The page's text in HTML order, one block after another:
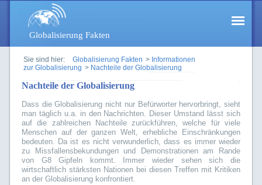
Globalisierung Fakten
Sie sind hier: Globalisierung Fakten > Informationen
zur Globalisierung > Nachteile der Globalisierung
Nachteile der Globalisierung
Dass die Globalisierung nicht nur Befürworter hervorbringt, sieht
man täglich u.a. in den Nachrichten. Dieser Umstand lässt sich
auf die zahlreichen Nachteile zurückführen, welche für viele
Menschen auf der ganzen Welt, erhebliche Einschränkungen
bedeuten. Da ist es nicht verwunderlich, dass es immer wieder
zu Missfallensbekundungen und Demonstrationen am Rande
von G8 Gipfeln kommt. Immer wieder sehen sich die
wirtschaftlich stärksten Nationen bei diesen Treffen mit Kritiken
an der Globalisierung konfrontiert.